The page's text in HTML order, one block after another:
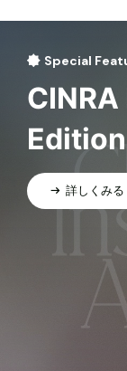
Special
詳しくみる